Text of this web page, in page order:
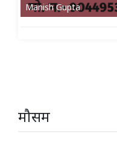
Manish Gupta
मौसम